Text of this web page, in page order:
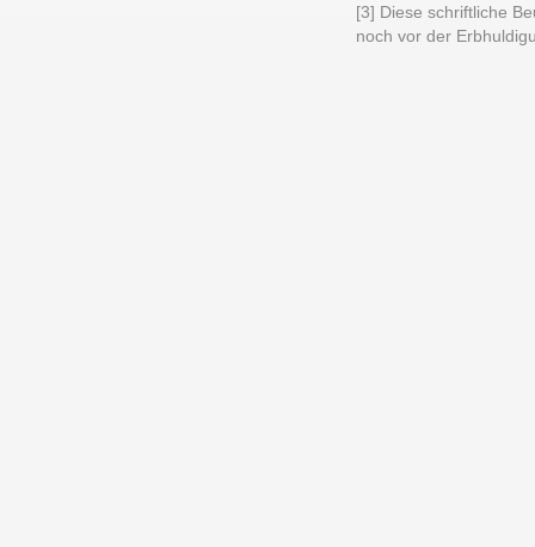
[3] Diese schriftliche
noch vor der